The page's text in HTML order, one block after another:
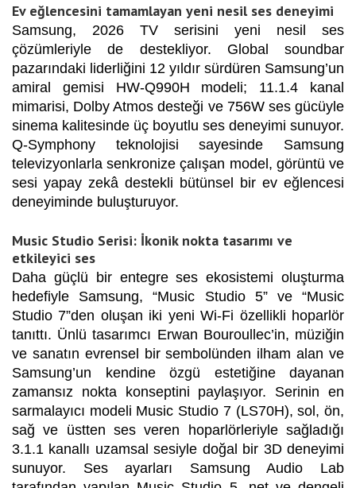
Ev eğlencesini tamamlayan yeni nesil ses deneyimi
Samsung, 2026 TV serisini yeni nesil ses
çözümleriyle de destekliyor. Global soundbar
pazarındaki liderliğini 12 yıldır sürdüren Samsung’un
amiral gemisi HW-Q990H modeli; 11.1.4 kanal
mimarisi, Dolby Atmos desteği ve 756W ses gücüyle
sinema kalitesinde üç boyutlu ses deneyimi sunuyor.
Q-Symphony teknolojisi sayesinde Samsung
televizyonlarla senkronize çalışan model, görüntü ve
sesi yapay zekâ destekli bütünsel bir ev eğlencesi
deneyiminde buluşturuyor.
Music Studio Serisi: İkonik nokta tasarımı ve
etkileyici ses
Daha güçlü bir entegre ses ekosistemi oluşturma
hedefiyle Samsung, “Music Studio 5” ve “Music
Studio 7”den oluşan iki yeni Wi-Fi özellikli hoparlör
tanıttı. Ünlü tasarımcı Erwan Bouroullec’in, müziğin
ve sanatın evrensel bir sembolünden ilham alan ve
Samsung’un kendine özgü estetiğine dayanan
zamansız nokta konseptini paylaşıyor. Serinin en
sarmalayıcı modeli Music Studio 7 (LS70H), sol, ön,
sağ ve üstten ses veren hoparlörleriyle sağladığı
3.1.1 kanallı uzamsal sesiyle doğal bir 3D deneyimi
sunuyor. Ses ayarları Samsung Audio Lab